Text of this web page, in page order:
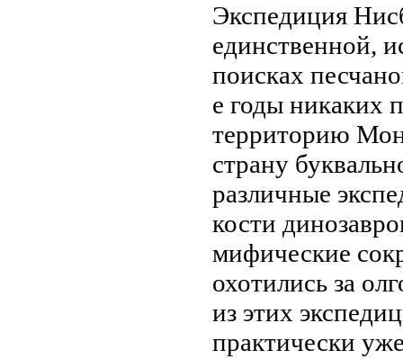
Экспедиция
единственной,
поисках
е годы никаких
территорию
страну
различные
кости
мифические
охотились за
из этих
практически